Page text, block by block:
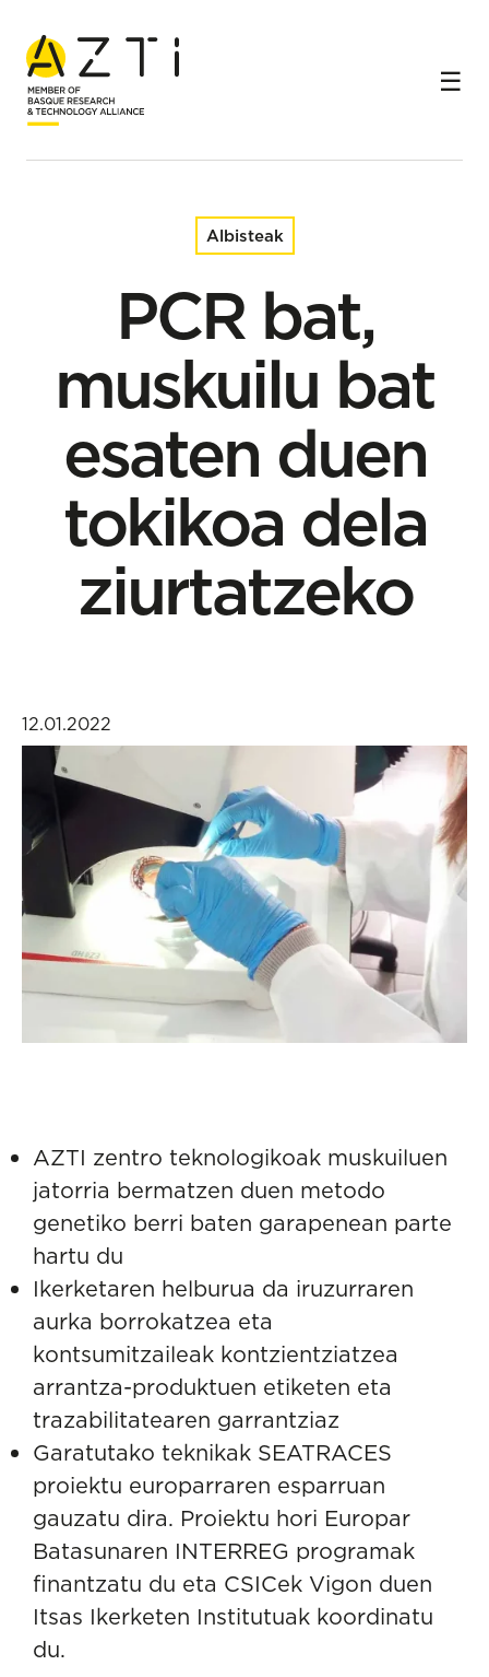
Hasiera Albisteak
PCR bat, muskuilu bat esaten duen tokikoa dela
ziurtatzeko
Albisteak
PCR bat,
muskuilu bat
esaten duen
tokikoa dela
ziurtatzeko
12.01.2022
AZTI zentro teknologikoak muskuiluen
jatorria bermatzen duen metodo
genetiko berri baten garapenean parte
hartu du
Ikerketaren helburua da iruzurraren
aurka borrokatzea eta
kontsumitzaileak kontzientziatzea
arrantza-produktuen etiketen eta
trazabilitatearen garrantziaz
Garatutako teknikak SEATRACES
proiektu europarraren esparruan
gauzatu dira. Proiektu hori Europar
Batasunaren INTERREG programak
finantzatu du eta CSICek Vigon duen
Itsas Ikerketen Institutuak koordinatu
du.